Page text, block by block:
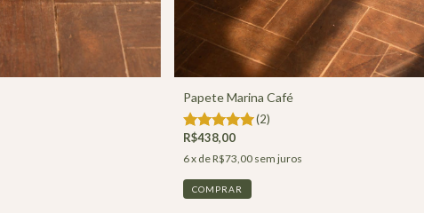
Papete Marina Café
(2)
R$438,00
6x deR$73,00 sem juros
COMPRAR